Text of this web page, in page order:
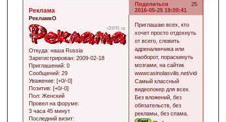
Поделиться
25
2016-05-25 19:09:41
Реклама
РекламкО
Откуда: наша Russia
Зарегистрирован: 2009-02-18
Приглашений: 0
Сообщений: 29
Уважение: [+0/-0]
Позитив: [+0/-0]
Пол: Женский
Провел на форуме:
3 часа 45 минут
Последний визит:
Приглашаю всех, кто
хочет просто отдохнуть
от всего, словить
адреналинчика или
наоборот, пораскинуть
мозгами, на сайтик
wwwcasinolasvilis.net/videopoker.
Самый классный
видеопокер для всех.
Без вложений, без
обязательств, без
рекламы, без спама.